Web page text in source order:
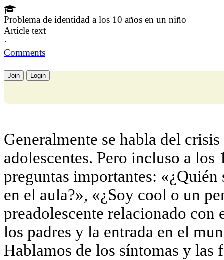
Problema de identidad a los 10 años en un niño
Article text
·
Comments
Join Login
Generalmente se habla del
adolescentes. Pero incluso a los
preguntas importantes:
en el aula?», «¿Soy cool o un
preadolescente relacionado con
los padres y la entrada en el
Hablamos de los síntomas y las